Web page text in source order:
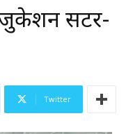
सेंटर-
Twitter